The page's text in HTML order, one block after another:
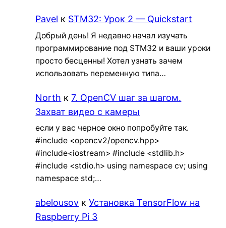
Pavel к STM32: Урок 2 — Quickstart
Добрый день! Я недавно начал изучать
программирование под STM32 и ваши уроки
просто бесценны! Хотел узнать зачем
использовать переменную типа…
North к7. OpenCV шаг за шагом.
Захват видео с камеры
если у вас черное окно попробуйте так.
#include <opencv2/opencv.hpp>
#include<iostream> #include <stdlib.h>
#include <stdio.h> using namespace cv; using
namespace std;…
abelousov кУстановка TensorFlow на
Raspberry Pi 3